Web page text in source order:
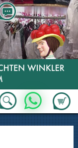
Zum
WhatsApp